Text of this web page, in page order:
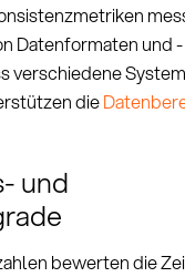
Datenformaten und -
verschiedene
die
und
bewerten die